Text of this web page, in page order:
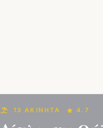
13 ΑΚΊΝΗΤΑ 4.7